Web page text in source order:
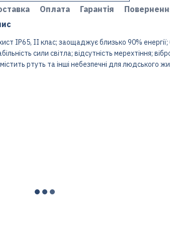
Оплата Гарантія
IP65, ІІ клас; заощаджує близько 90%
сили світла; відсутність мерехтіння;
ртуть та інші небезпечні для людського